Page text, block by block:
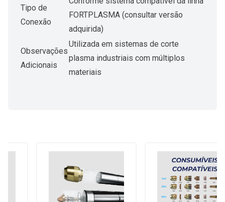
Tipo de
Conexão
FORTPLASMA (consultar versão
adquirida)
Observações
Adicionais
Utilizada em sistemas de corte
plasma industriais com múltiplos
materiais